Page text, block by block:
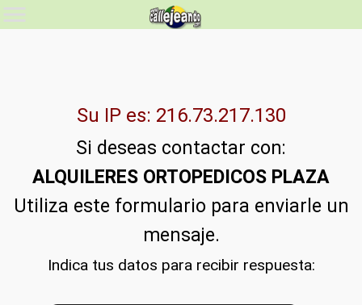
Su IP es: 216.73.217.130
Si deseas contactar con:
ALQUILERES ORTOPEDICOS PLAZA
Utiliza este formulario para enviarle un
mensaje.
Indica tus datos para recibir respuesta: